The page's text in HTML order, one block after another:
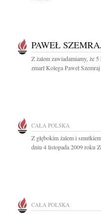
PAWEŁ
Z żalem zawiadamiamy, że
zmarł Kolega Paweł
CAŁA POLSKA
Z głębokim żalem i
dniu 4 listopada 2009 roku
CAŁA POLSKA